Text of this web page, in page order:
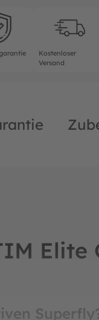
garantie Kostenloser
Kostenloser
Versand
Elite